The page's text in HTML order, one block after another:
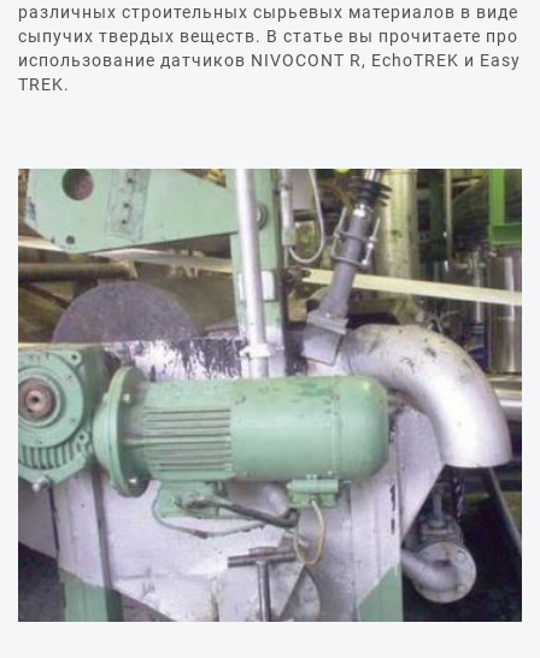
различных строительных сырьевых материалов в виде
сыпучих твердых веществ. В статье вы прочитаете про
использование датчиков NIVOCONT R, EchoTREK и Easy
TREK.